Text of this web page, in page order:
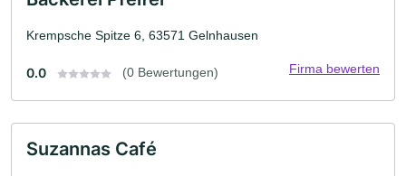
Krempsche Spitze 6, 63571 Gelnhausen
0.0 (0 Bewertungen) Firma bewerten
Suzannas Café